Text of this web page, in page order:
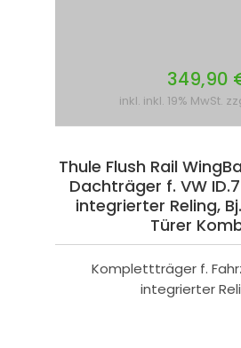
349,90
inkl. inkl. 19% MwSt.
Thule Flush Rail
Dachträger f. VW
integrierter Reling,
Türer
Komplettträger f.
integrierter